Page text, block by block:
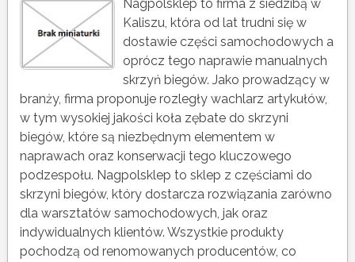
Nagpolsklep to firma z siedzibą w
Kaliszu, która od lat trudni się w
dostawie części samochodowych a
oprócz tego naprawie manualnych
skrzyń biegów. Jako prowadzący w
branży, firma proponuje rozległy wachlarz artykułów,
w tym wysokiej jakości koła zębate do skrzyni
biegów, które są niezbędnym elementem w
naprawach oraz konserwacji tego kluczowego
podzespołu. Nagpolsklep to sklep z częściami do
skrzyni biegów, który dostarcza rozwiązania zarówno
dla warsztatów samochodowych, jak oraz
indywidualnych klientów. Wszystkie produkty
pochodzą od renomowanych producentów, co